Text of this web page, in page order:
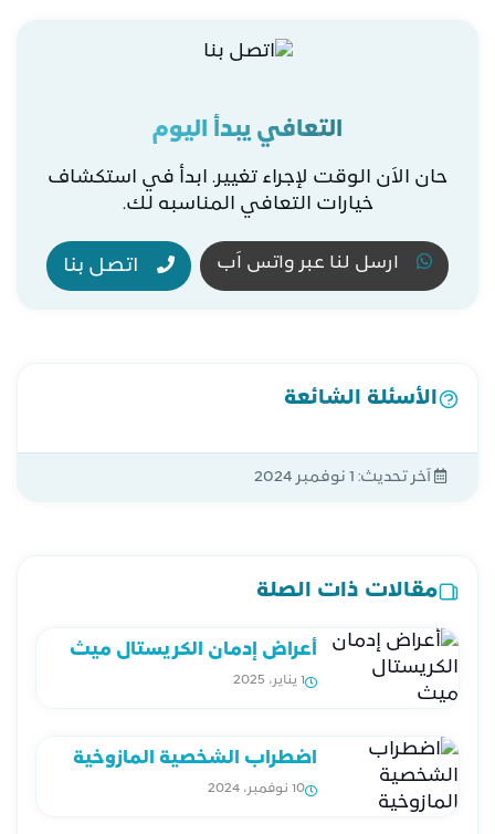
التعافي يبدأ اليوم
حان الاَن الوقت لإجراء تغيير. ابدأ في استكشاف
خيارات التعافي المناسبه لك.
ارسل لنا عبر واتس اَب اتصل بنا
الأسئلة الشائعة
آخر تحديث: 1 نوفمبر 2024
مقالات ذات الصلة
أعراض إدمان الكريستال ميث
1 يناير، 2025
اضطراب الشخصية المازوخية
10 نوفمبر، 2024